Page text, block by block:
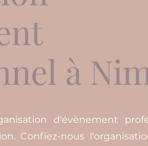
à
d'évènement
Confiez-nous